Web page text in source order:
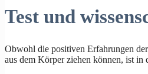
Test und
Obwohl die positiven Erfahrungen
aus dem Körper ziehen können, ist in